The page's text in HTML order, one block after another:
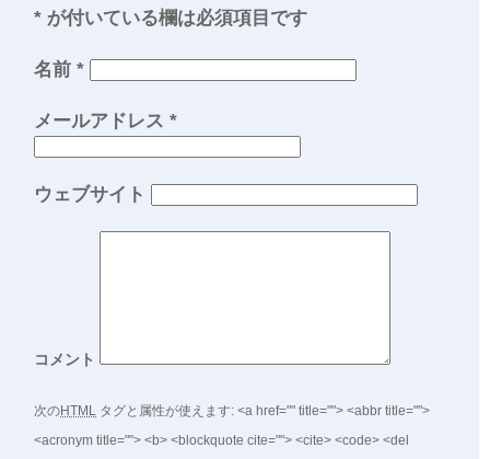
* が付いている欄は必須項目です
名前 *
メールアドレス *
ウェブサイト
コメント
次のHTML タグと属性が使えます: <a href="" title=""> <abbr title="">
<acronym title=""> <b> <blockquote cite=""> <cite> <code> <del